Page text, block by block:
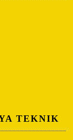
TEKNIK